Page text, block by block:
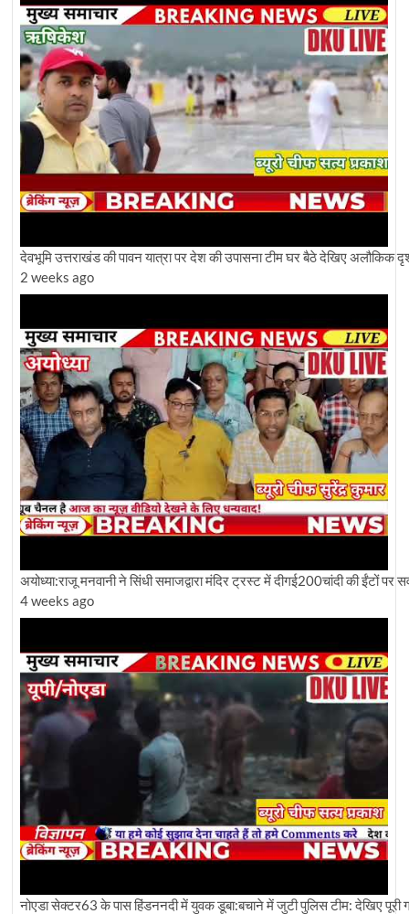
देवभूमि उत्तराखंड की पावन यात्रा पर देश की उपासना टीम घर बैठे देखिए अलौकिक
2 weeks ago
अयोध्या:राजू मनवानी ने सिंधी समाजद्वारा मंदिर ट्रस्ट में दीगई200चांदी की ईंटों पर
4 weeks ago
नोएडा सेक्टर63 के पास हिंडननदी में युवक डूबा:बचाने में जुटी पुलिस टीम: देखिए पूरी